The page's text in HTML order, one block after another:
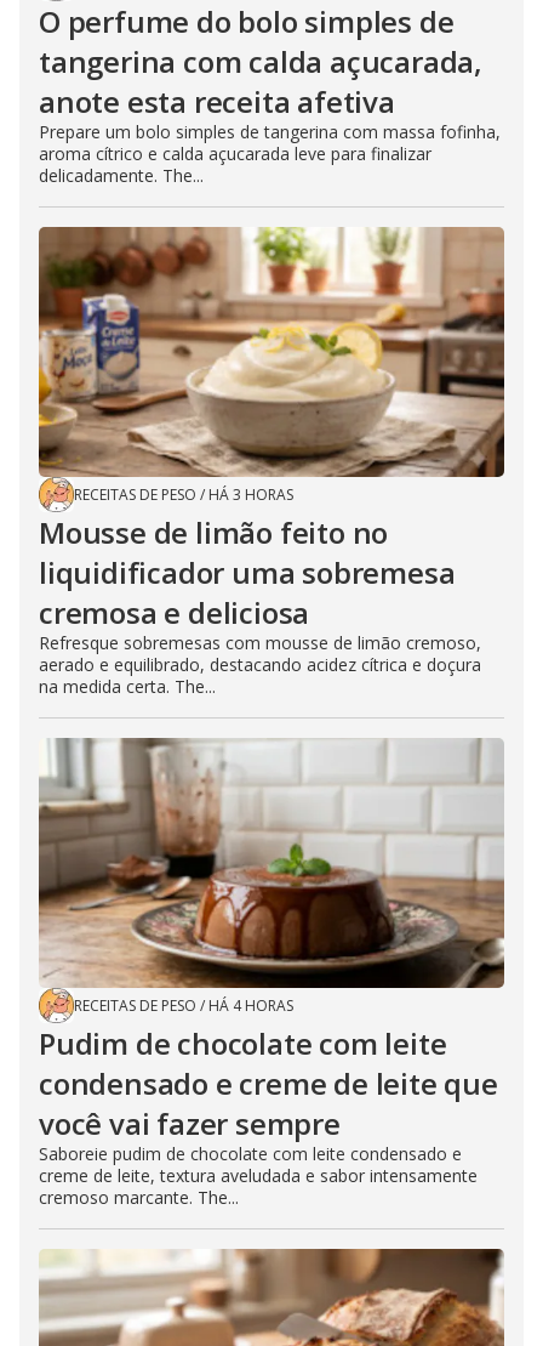
O perfume do bolo simples de
tangerina com calda açucarada,
anote esta receita afetiva
Prepare um bolo simples de tangerina com massa fofinha,
aroma cítrico e calda açucarada leve para finalizar
delicadamente. The...
RECEITAS DE PESO / HÁ 3 HORAS
Mousse de limão feito no
liquidificador uma sobremesa
cremosa e deliciosa
Refresque sobremesas com mousse de limão cremoso,
aerado e equilibrado, destacando acidez cítrica e doçura
na medida certa. The...
RECEITAS DE PESO / HÁ 4 HORAS
Pudim de chocolate com leite
condensado e creme de leite que
você vai fazer sempre
Saboreie pudim de chocolate com leite condensado e
creme de leite, textura aveludada e sabor intensamente
cremoso marcante. The...